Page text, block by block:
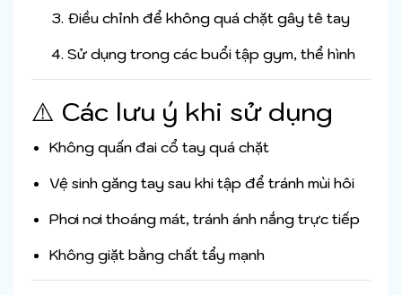
Điều chỉnh để không quá chặt gây tê tay
Sử dụng trong các buổi tập gym, thể hình
⚠️ Các lưu ý khi sử dụng
Không quấn đai cổ tay quá chặt
Vệ sinh găng tay sau khi tập để tránh mùi hôi
Phơi nơi thoáng mát, tránh ánh nắng trực tiếp
Không giặt bằng chất tẩy mạnh